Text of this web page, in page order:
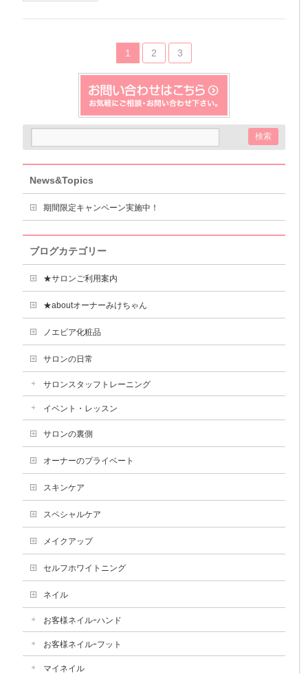
1 2 3
News&Topics
期間限定キャンペーン実施中！
ブログカテゴリー
★サロンご利用案内
★aboutオーナーみけちゃん
ノエビア化粧品
サロンの日常
サロンスタッフトレーニング
イベント・レッスン
サロンの裏側
オーナーのプライベート
スキンケア
スペシャルケア
メイクアップ
セルフホワイトニング
ネイル
お客様ネイルｰハンド
お客様ネイルｰフット
マイネイル